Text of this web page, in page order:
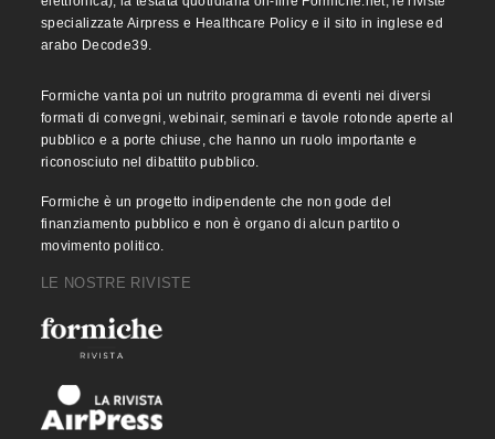
specializzate Airpress e Healthcare Policy e il sito in inglese ed
arabo Decode39.
Formiche vanta poi un nutrito programma di eventi nei diversi
formati di convegni, webinair, seminari e tavole rotonde aperte al
pubblico e a porte chiuse, che hanno un ruolo importante e
riconosciuto nel dibattito pubblico.
Formiche è un progetto indipendente che non gode del
finanziamento pubblico e non è organo di alcun partito o
movimento politico.
LE NOSTRE RIVISTE